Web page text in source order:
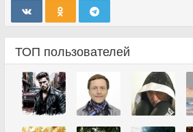
ТОП пользователей